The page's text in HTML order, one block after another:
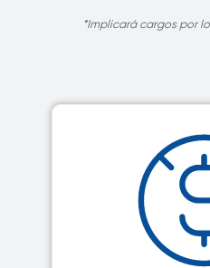
*Implicará cargos por